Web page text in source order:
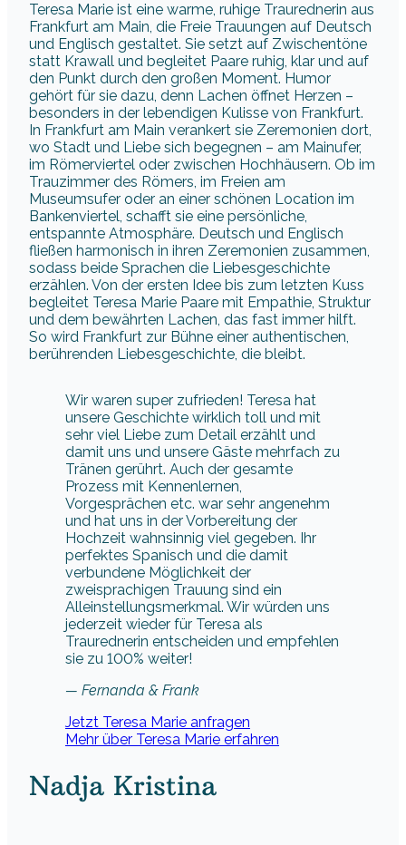
Teresa Marie ist eine warme, ruhige Traurednerin aus
Frankfurt am Main, die Freie Trauungen auf Deutsch
und Englisch gestaltet. Sie setzt auf Zwischentöne
statt Krawall und begleitet Paare ruhig, klar und auf
den Punkt durch den großen Moment. Humor
gehört für sie dazu, denn Lachen öffnet Herzen –
besonders in der lebendigen Kulisse von Frankfurt.
In Frankfurt am Main verankert sie Zeremonien dort,
wo Stadt und Liebe sich begegnen – am Mainufer,
im Römerviertel oder zwischen Hochhäusern. Ob im
Trauzimmer des Römers, im Freien am
Museumsufer oder an einer schönen Location im
Bankenviertel, schafft sie eine persönliche,
entspannte Atmosphäre. Deutsch und Englisch
fließen harmonisch in ihren Zeremonien zusammen,
sodass beide Sprachen die Liebesgeschichte
erzählen. Von der ersten Idee bis zum letzten Kuss
begleitet Teresa Marie Paare mit Empathie, Struktur
und dem bewährten Lachen, das fast immer hilft.
So wird Frankfurt zur Bühne einer authentischen,
berührenden Liebesgeschichte, die bleibt.
Wir waren super zufrieden! Teresa hat
unsere Geschichte wirklich toll und mit
sehr viel Liebe zum Detail erzählt und
damit uns und unsere Gäste mehrfach zu
Tränen gerührt. Auch der gesamte
Prozess mit Kennenlernen,
Vorgesprächen etc. war sehr angenehm
und hat uns in der Vorbereitung der
Hochzeit wahnsinnig viel gegeben. Ihr
perfektes Spanisch und die damit
verbundene Möglichkeit der
zweisprachigen Trauung sind ein
Alleinstellungsmerkmal. Wir würden uns
jederzeit wieder für Teresa als
Traurednerin entscheiden und empfehlen
sie zu 100% weiter!
— Fernanda & Frank
Jetzt Teresa Marie anfragen
Mehr über Teresa Marie erfahren
Nadja Kristina